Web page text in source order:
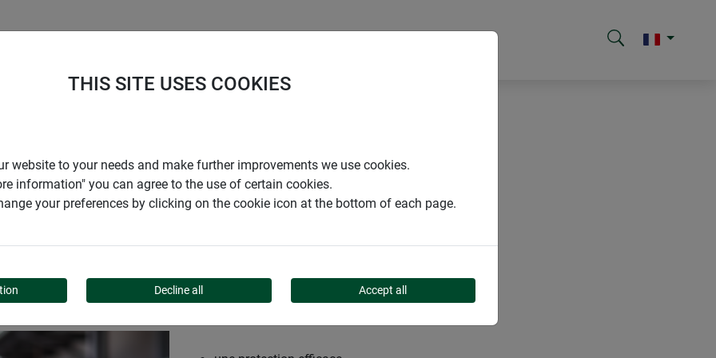
EN LAINE DE MOUTON
THIS SITE USES COOKIES
website to your needs and make further improvements we use cookies.
information" you can agree to the use of certain cookies.
your preferences by clicking on the cookie icon at the bottom of each page.
Decline all Accept all